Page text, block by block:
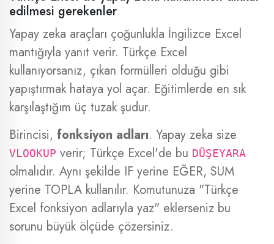
edilmesi gerekenler
Yapay zeka araçları çoğunlukla İngilizce Excel
mantığıyla yanıt verir. Türkçe Excel
kullanıyorsanız, çıkan formülleri olduğu gibi
yapıştırmak hataya yol açar. Eğitimlerde en sık
karşılaştığım üç tuzak şudur.
Birincisi, fonksiyon adları. Yapay zeka size
VLOOKUP verir; Türkçe Excel'de bu DÜŞEYARA
olmalıdır. Aynı şekilde IF yerine EĞER, SUM
yerine TOPLA kullanılır. Komutunuza "Türkçe
Excel fonksiyon adlarıyla yaz" eklerseniz bu
sorunu büyük ölçüde çözersiniz.